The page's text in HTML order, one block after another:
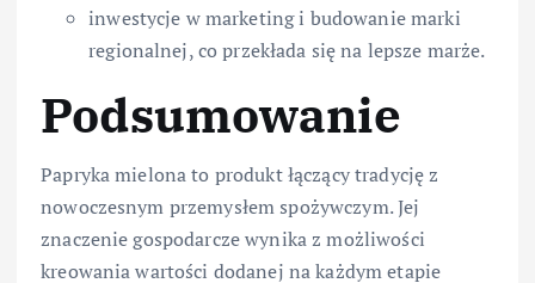
inwestycje w marketing i budowanie marki
regionalnej, co przekłada się na lepsze marże.
Podsumowanie
Papryka mielona to produkt łączący tradycję z
nowoczesnym przemysłem spożywczym. Jej
znaczenie gospodarcze wynika z możliwości
kreowania wartości dodanej na każdym etapie